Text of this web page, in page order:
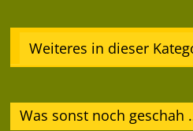
Weiteres in dieser
Was sonst noch geschah